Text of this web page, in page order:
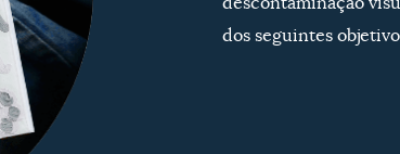
descontaminação
dos seguintes